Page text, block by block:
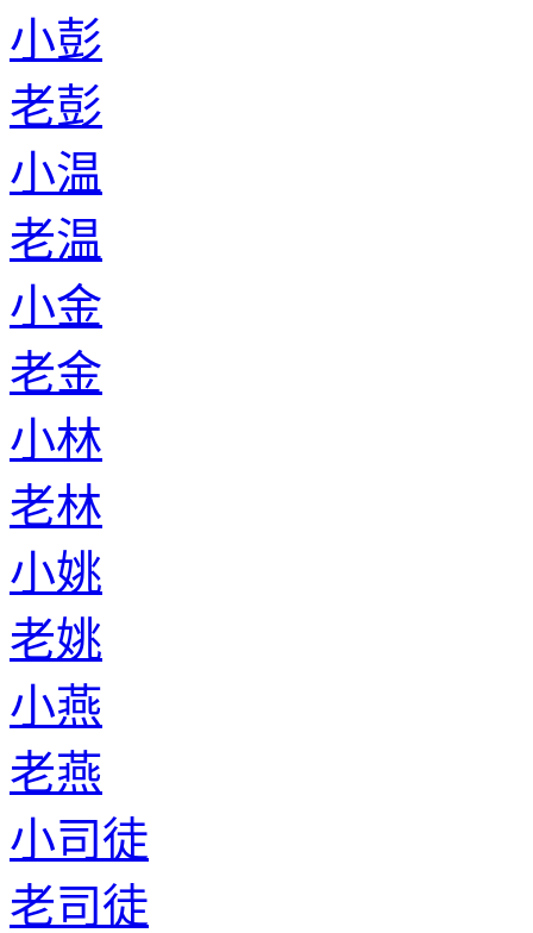
小彭
老彭
小温
老温
小金
老金
小林
老林
小姚
老姚
小燕
老燕
小司徒
老司徒